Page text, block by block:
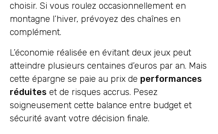
choisir. Si vous roulez occasionnellement en
montagne l’hiver, prévoyez des chaînes en
complément.
L’économie réalisée en évitant deux jeux peut
atteindre plusieurs centaines d’euros par an. Mais
cette épargne se paie au prix de performances
réduites et de risques accrus. Pesez
soigneusement cette balance entre budget et
sécurité avant votre décision finale.